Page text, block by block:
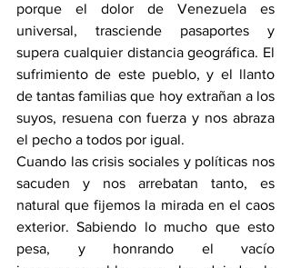
porque el dolor de Venezuela es
universal, trasciende pasaportes y
supera cualquier distancia geográfica. El
sufrimiento de este pueblo, y el llanto
de tantas familias que hoy extrañan a los
suyos, resuena con fuerza y nos abraza
el pecho a todos por igual.
Cuando las crisis sociales y políticas nos
sacuden y nos arrebatan tanto, es
natural que fijemos la mirada en el caos
exterior. Sabiendo lo mucho que esto
pesa, y honrando el vacío